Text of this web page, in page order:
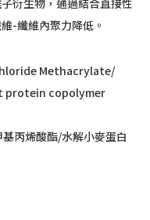
衍生物，通過結合直接性
-纖維內聚力降低。
Methacrylate/
protein copolymer
丙烯酸酯/水解小麥蛋白